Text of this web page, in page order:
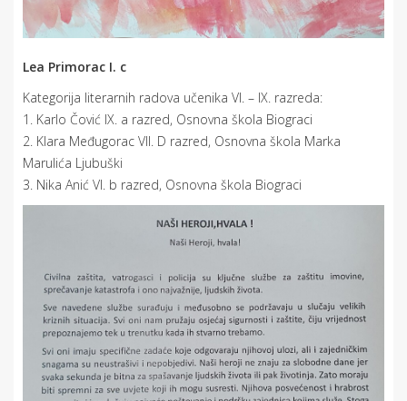
Lea Primorac I. c
Kategorija literarnih radova učenika VI. – IX. razreda:
1. Karlo Čović IX. a razred, Osnovna škola Biograci
2. Klara Međugorac VII. D razred, Osnovna škola Marka
Marulića Ljubuški
3. Nika Anić VI. b razred, Osnovna škola Biograci